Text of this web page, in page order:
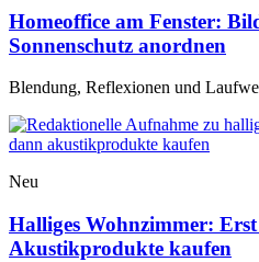
Homeoffice am Fenster:
Sonnenschutz anordnen
Blendung, Reflexionen und
Neu
Halliges Wohnzimmer:
Akustikprodukte kaufen